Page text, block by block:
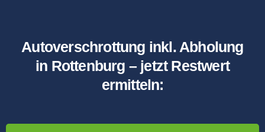
Autoverschrottung inkl. Abholung
in Rottenburg – jetzt Restwert
ermitteln: